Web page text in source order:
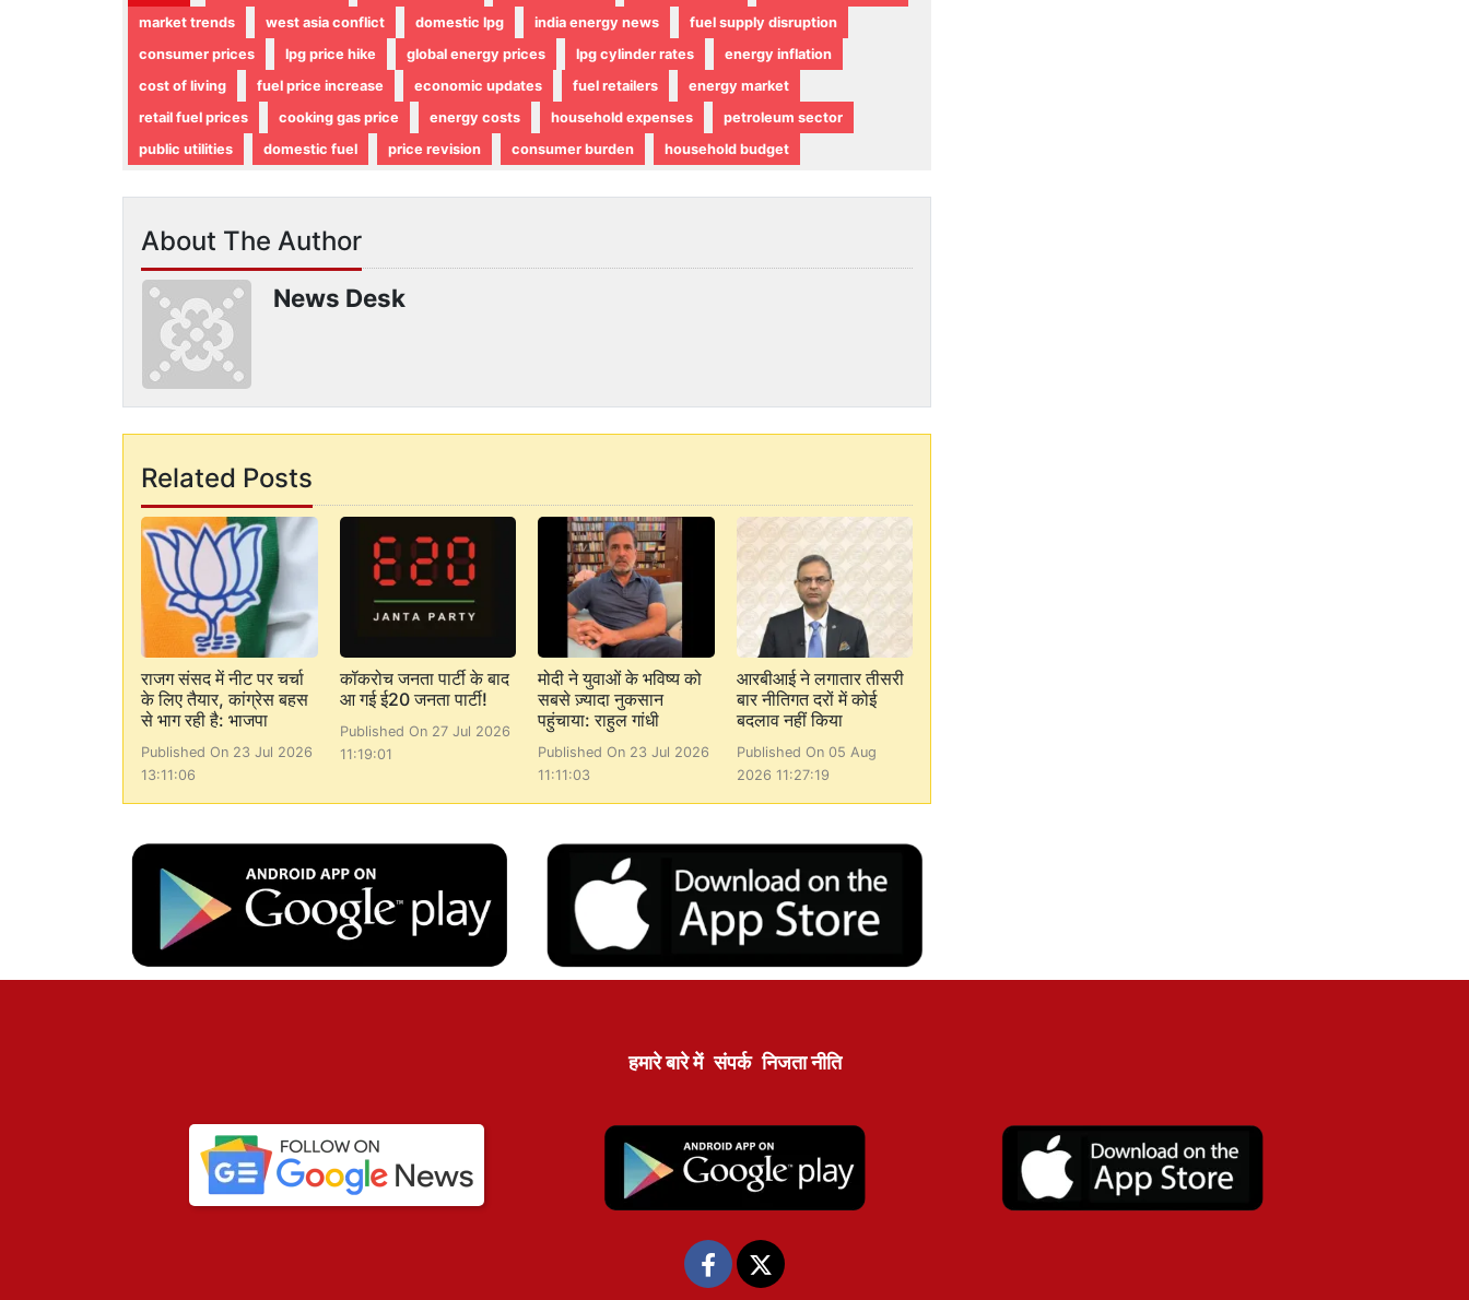
market trends
west asia conflict domestic lpg india energy news
fuel supply disruption
consumer prices
lpg price hike global energy prices lpg cylinder rates
energy inflation
cost of living
fuel price increase economic updates fuel retailers
energy market
retail fuel prices
cooking gas price energy costs household expenses
petroleum sector
public utilities
domestic fuel price revision consumer burden household budget
About The Author
News Desk
Related Posts
राजग संसद में नीट पर चर्चा
के लिए तैयार, कांग्रेस बहस
से भाग रही है: भाजपा
Published On 23 Jul 2026
13:11:06
कॉकरोच जनता पार्टी के बाद
आ गई ई20 जनता पार्टी!
Published On 27 Jul 2026
11:19:01
मोदी ने युवाओं के भविष्य को
सबसे ज़्यादा नुकसान
पहुंचाया: राहुल गांधी
Published On 23 Jul 2026
11:11:03
आरबीआई ने लगातार तीसरी
बार नीतिगत दरों में कोई
बदलाव नहीं किया
Published On 05 Aug
2026 11:27:19
हमारे बारे में संपर्क निजता नीति